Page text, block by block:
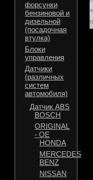
форсунки
бензиновой и
дизельной
(посадочная
втулка)
Блоки
управления
Датчики
(различных
систем
автомобиля)
Датчик ABS
BOSCH
ORIGINAL
- OE
HONDA
MERCEDES
BENZ
NISSAN